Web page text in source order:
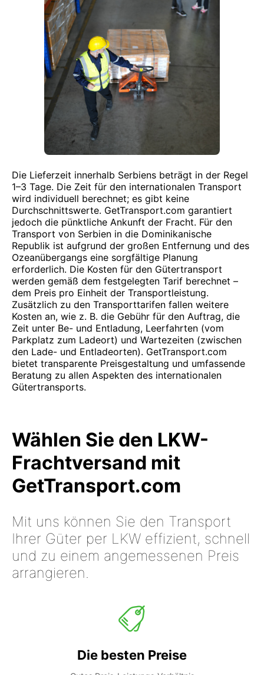
Die Lieferzeit innerhalb Serbiens beträgt in der Regel
1–3 Tage. Die Zeit für den internationalen Transport
wird individuell berechnet; es gibt keine
Durchschnittswerte. GetTransport.com garantiert
jedoch die pünktliche Ankunft der Fracht. Für den
Transport von Serbien in die Dominikanische
Republik ist aufgrund der großen Entfernung und des
Ozeanübergangs eine sorgfältige Planung
erforderlich. Die Kosten für den Gütertransport
werden gemäß dem festgelegten Tarif berechnet –
dem Preis pro Einheit der Transportleistung.
Zusätzlich zu den Transporttarifen fallen weitere
Kosten an, wie z. B. die Gebühr für den Auftrag, die
Zeit unter Be- und Entladung, Leerfahrten (vom
Parkplatz zum Ladeort) und Wartezeiten (zwischen
den Lade- und Entladeorten). GetTransport.com
bietet transparente Preisgestaltung und umfassende
Beratung zu allen Aspekten des internationalen
Gütertransports.
Wählen Sie den LKW-
Frachtversand mit
GetTransport.com
Mit uns können Sie den Transport
Ihrer Güter per LKW effizient, schnell
und zu einem angemessenen Preis
arrangieren.
Die besten Preise